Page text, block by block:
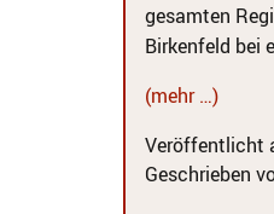
gesamten
Birkenfeld bei
(mehr …)
Veröffentlicht
Geschrieben